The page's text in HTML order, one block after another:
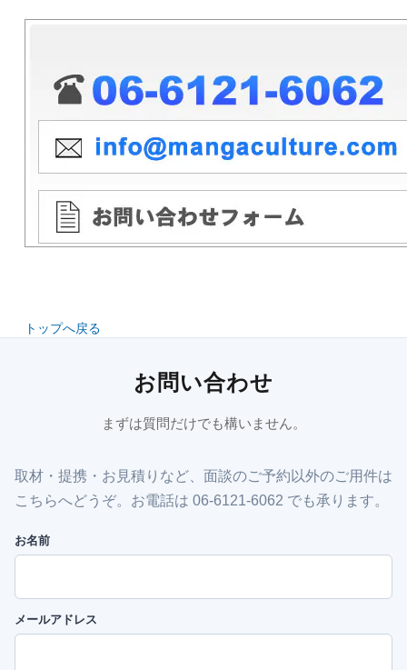
トップへ戻る
お問い合わせ
まずは質問だけでも構いません。
取材・提携・お見積りなど、面談のご予約以外のご用件は
こちらへどうぞ。お電話は 06-6121-6062 でも承ります。
お名前
メールアドレス